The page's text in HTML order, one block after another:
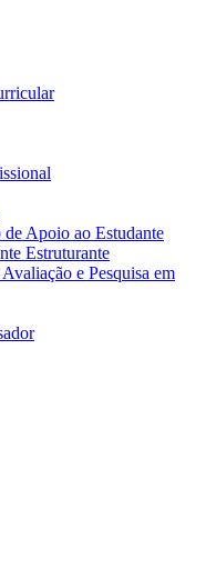
Apoio ao Estudante
Estruturante
e Pesquisa em